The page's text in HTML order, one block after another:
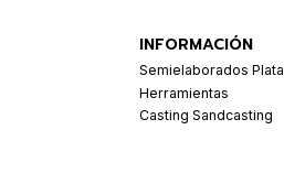
INFORMACIÓN
Semielaborados Plata
Herramientas
Casting Sandcasting